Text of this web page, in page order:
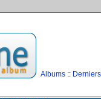
Albums::